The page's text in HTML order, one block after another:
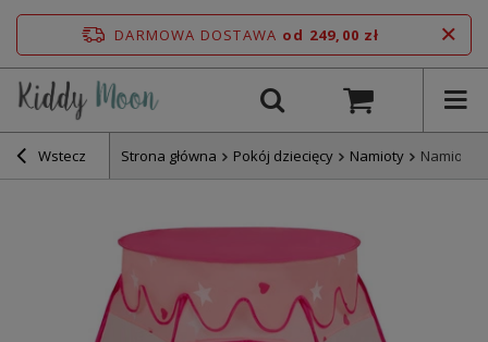
DARMOWA DOSTAWA od 249,00 zł
Wstecz Strona główna Pokój dziecięcy Namioty Namiot